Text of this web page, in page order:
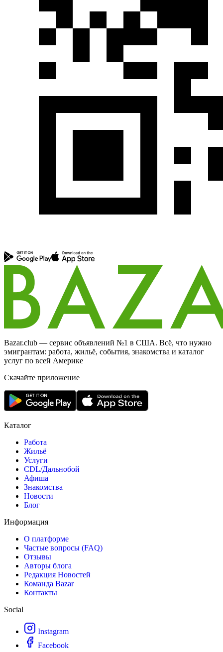
Bazar.club — сервис объявлений №1 в США. Всё, что нужно
эмигрантам: работа, жильё, события, знакомства и каталог
услуг по всей Америке
Скачайте приложение
Каталог
Работа
Жильё
Услуги
CDL/Дальнобой
Афиша
Знакомства
Новости
Блог
Информация
О платформе
Частые вопросы (FAQ)
Отзывы
Авторы блога
Редакция Новостей
Команда Bazar
Контакты
Social
Instagram
Facebook